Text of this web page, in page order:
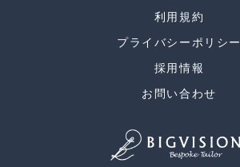
利用規約
プライバシーポリシー
採用情報
お問い合わせ